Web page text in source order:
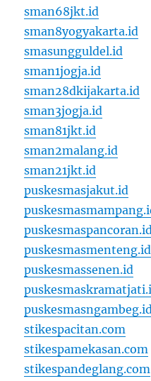
sman68jkt.id
sman8yogyakarta.id
smasungguldel.id
sman1jogja.id
sman28dkijakarta.id
sman3jogja.id
sman81jkt.id
sman2malang.id
sman21jkt.id
puskesmasjakut.id
puskesmasmenteng.id
puskesmassenen.id
stikespacitan.com
stikespamekasan.com
stikespandeglang.com